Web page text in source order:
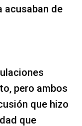
acusaban de
pero ambos
que hizo
que